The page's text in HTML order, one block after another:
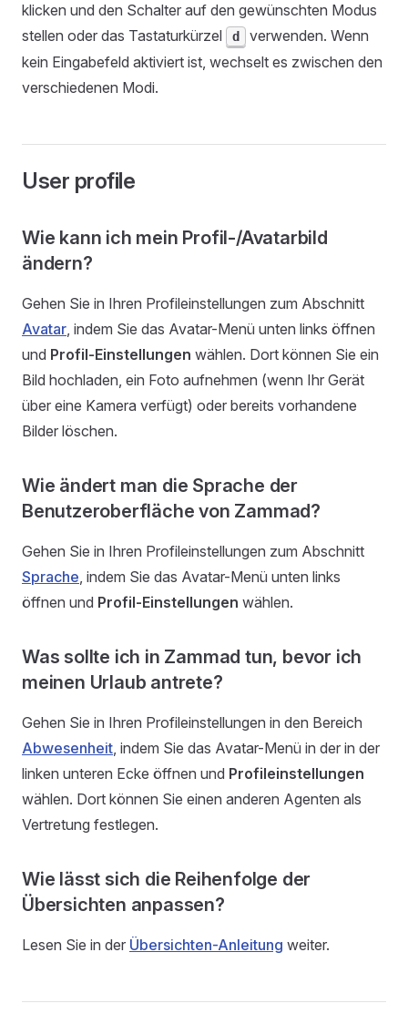
klicken und den Schalter auf den gewünschten Modus
stellen oder das Tastaturkürzel
d
verwenden. Wenn
kein Eingabefeld aktiviert ist, wechselt es zwischen den
verschiedenen Modi.
User profile
Wie kann ich mein Profil-/Avatarbild
ändern?
Gehen Sie in Ihren Profileinstellungen zum Abschnitt
Avatar, indem Sie das Avatar-Menü unten links öffnen
und Profil-Einstellungen wählen. Dort können Sie ein
Bild hochladen, ein Foto aufnehmen (wenn Ihr Gerät
über eine Kamera verfügt) oder bereits vorhandene
Bilder löschen.
Wie ändert man die Sprache der
Benutzeroberfläche von Zammad?
Gehen Sie in Ihren Profileinstellungen zum Abschnitt
Sprache, indem Sie das Avatar-Menü unten links
öffnen und Profil-Einstellungen wählen.
Was sollte ich in Zammad tun, bevor ich
meinen Urlaub antrete?
Gehen Sie in Ihren Profileinstellungen in den Bereich
Abwesenheit, indem Sie das Avatar-Menü in der in der
linken unteren Ecke öffnen und Profileinstellungen
wählen. Dort können Sie einen anderen Agenten als
Vertretung festlegen.
Wie lässt sich die Reihenfolge der
Übersichten anpassen?
Lesen Sie in der Übersichten-Anleitung weiter.